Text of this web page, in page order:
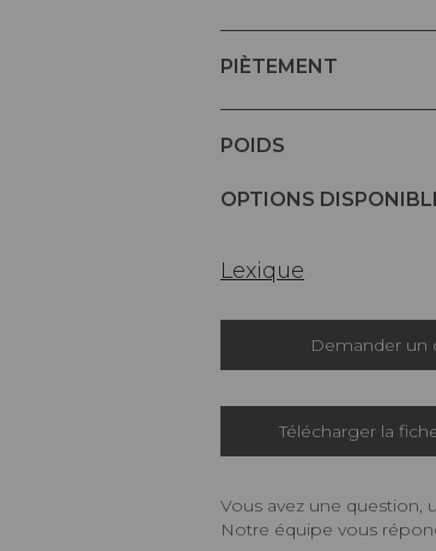
PIÈTEMENT
POIDS
OPTIONS
Lexique
Demander un
Télécharger la
Vous avez une question,
Notre équipe vous